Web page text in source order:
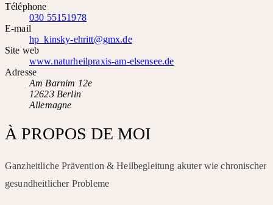
Téléphone
030 55151978
E-mail
hp_kinsky-ehritt@gmx.de
Site web
www.naturheilpraxis-am-elsensee.de
Adresse
Am Barnim 12e
12623 Berlin
Allemagne
À PROPOS DE MOI
Ganzheitliche Prävention & Heilbegleitung akuter wie chronischer
gesundheitlicher Probleme